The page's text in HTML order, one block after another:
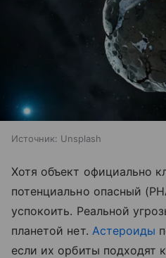
Источник: Unsplash
Хотя объект официально
потенциально опасный
успокоить. Реальной
планетой нет. Астероиды
если их орбиты подходят